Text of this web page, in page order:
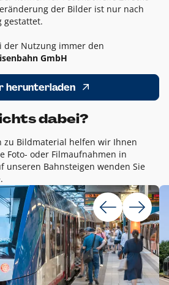
der Bilder ist nur nach
gestattet.
der Nutzung immer den
GmbH
herunterladen
dabei?
zu Bildmaterial helfen wir Ihnen
Foto- oder Filmaufnahmen in
unseren Bahnsteigen wenden Sie